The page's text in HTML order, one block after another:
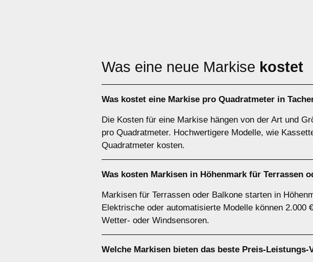
Was eine neue Markise kostet
Was kostet eine Markise pro Quadratmeter in
Die Kosten für eine Markise hängen von der Art und
pro Quadratmeter. Hochwertigere Modelle, wie
Quadratmeter kosten.
Was kosten Markisen in Höhenmark für Terrassen
Markisen für Terrassen oder Balkone starten in
Elektrische oder automatisierte Modelle können
Wetter- oder Windsensoren.
Welche Markisen bieten das beste Preis-Leistungs-